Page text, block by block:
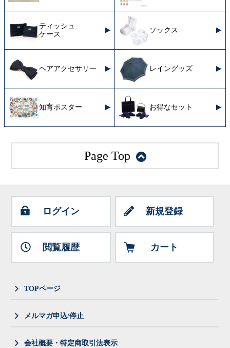
ティッシュ
ケース
ソックス
ヘアアクセサリー レイングッズ
知育ポスター お得なセット
Page Top
ログイン 新規登録
閲覧履歴 カート
TOPページ
メルマガ申込/停止
会社概要・特定商取引法表示